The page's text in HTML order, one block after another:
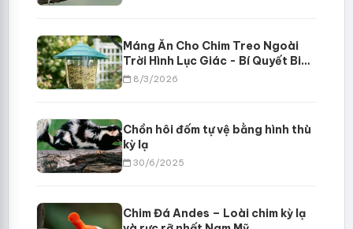
Máng Ăn Cho Chim Treo Ngoài
Trời Hình Lục Giác - Bí Quyết Biến
Sân Vườn Thành Thiên Đường
8/3/2026
Chồn hôi đốm tự vệ bằng hình thù
kỳ lạ
30/6/2025
Chim Đá Andes – Loài chim kỳ lạ